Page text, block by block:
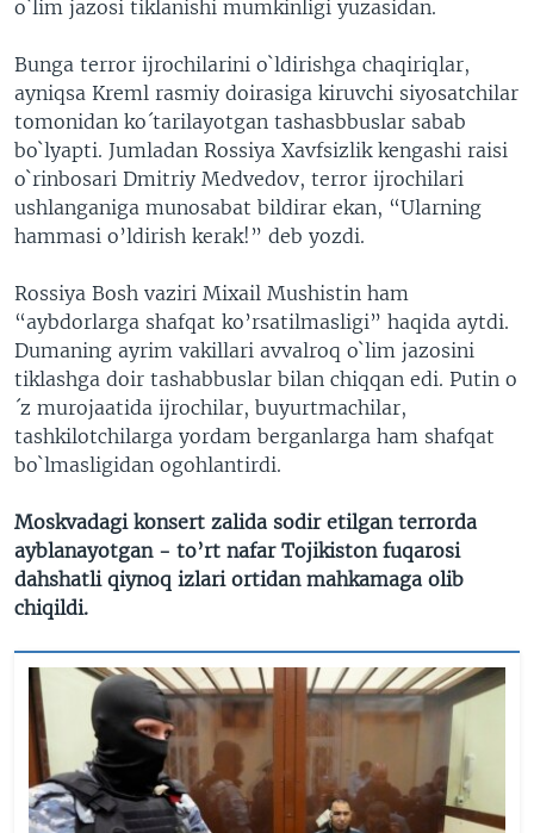
o`lim jazosi tiklanishi mumkinligi yuzasidan.
Bunga terror ijrochilarini o`ldirishga chaqiriqlar,
ayniqsa Kreml rasmiy doirasiga kiruvchi siyosatchilar
tomonidan ko´tarilayotgan tashasbbuslar sabab
bo`lyapti. Jumladan Rossiya Xavfsizlik kengashi raisi
o`rinbosari Dmitriy Medvedov, terror ijrochilari
ushlanganiga munosabat bildirar ekan, “Ularning
hammasi o’ldirish kerak!” deb yozdi.
Rossiya Bosh vaziri Mixail Mushistin ham
“aybdorlarga shafqat ko’rsatilmasligi” haqida aytdi.
Dumaning ayrim vakillari avvalroq o`lim jazosini
tiklashga doir tashabbuslar bilan chiqqan edi. Putin o
´z murojaatida ijrochilar, buyurtmachilar,
tashkilotchilarga yordam berganlarga ham shafqat
bo`lmasligidan ogohlantirdi.
Moskvadagi konsert zalida sodir etilgan terrorda
ayblanayotgan - to’rt nafar Tojikiston fuqarosi
dahshatli qiynoq izlari ortidan mahkamaga olib
chiqildi.